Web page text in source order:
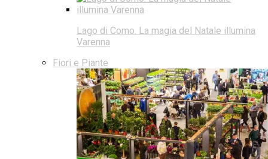
Lago di Como. La magia del Natale illumina
Varenna
Fiori e Piante